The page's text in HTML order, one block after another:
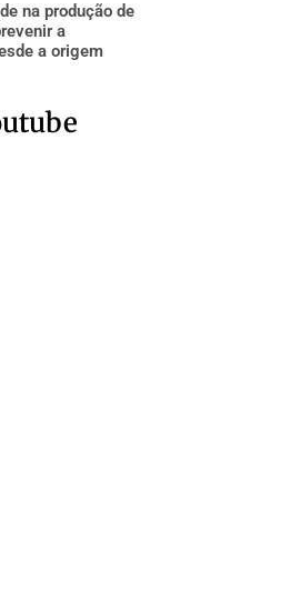
na produção de
a
a origem